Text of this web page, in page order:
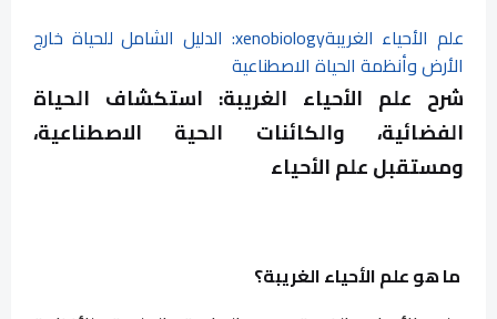
علم الأحياء الغريبةxenobiology: الدليل الشامل للحياة خارج
الأرض وأنظمة الحياة الاصطناعية
شرح علم الأحياء الغريبة: استكشاف الحياة
الفضائية، والكائنات الحية الاصطناعية،
ومستقبل علم الأحياء
ما هو علم الأحياء الغريبة؟